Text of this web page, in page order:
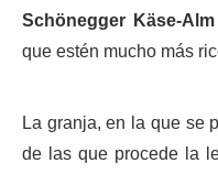
Schönegger Käse-Alm
que estén mucho más
La granja, en la que se
de las que procede la